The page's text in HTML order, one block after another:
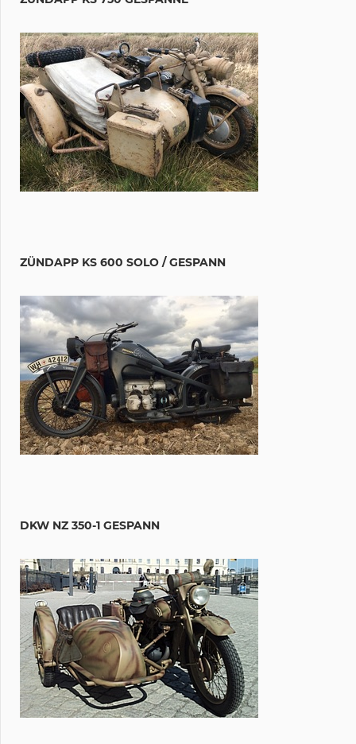
ZÜNDAPP KS 600 SOLO / GESPANN
DKW NZ 350-1 GESPANN